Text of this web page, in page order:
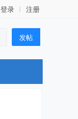
登录 注册
发帖